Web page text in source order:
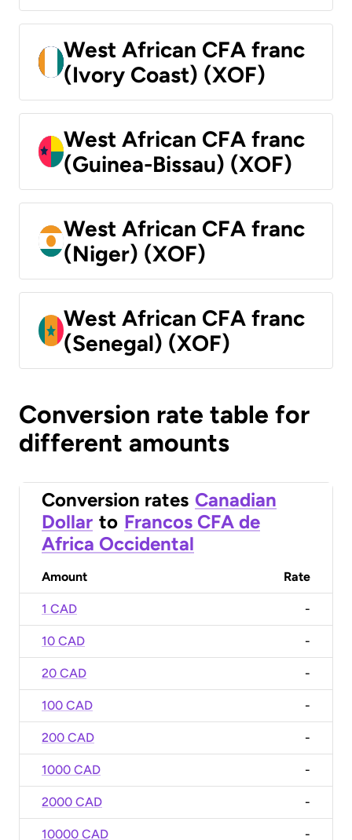
West African CFA franc
(Ivory Coast) (XOF)
West African CFA franc
(Guinea-Bissau) (XOF)
West African CFA franc
(Niger) (XOF)
West African CFA franc
(Senegal) (XOF)
Conversion rate table for
different amounts
Conversion rates Canadian
Dollar to Francos CFA de
Africa Occidental
Amount Rate
1 CAD -
10 CAD -
20 CAD -
100 CAD -
200 CAD -
1000 CAD -
2000 CAD -
10000 CAD -